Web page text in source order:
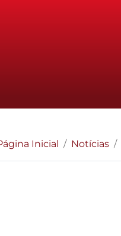
Inicial Notícias